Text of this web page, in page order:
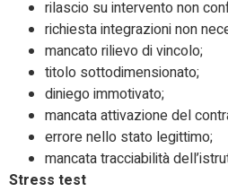
rilascio su intervento non
richiesta integrazioni non
mancato rilievo di vincolo;
titolo sottodimensionato;
diniego immotivato;
mancata attivazione del
errore nello stato legittimo;
mancata tracciabilità
Stress test